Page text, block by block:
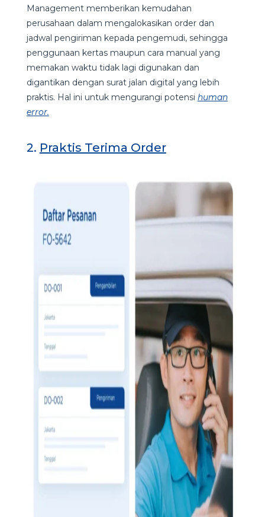
Management memberikan kemudahan
perusahaan dalam mengalokasikan order dan
jadwal pengiriman kepada pengemudi, sehingga
penggunaan kertas maupun cara manual yang
memakan waktu tidak lagi digunakan dan
digantikan dengan surat jalan digital yang lebih
praktis. Hal ini untuk mengurangi potensi human
error.
2. Praktis Terima Order